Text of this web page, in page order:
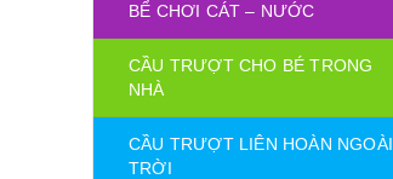
BỂ CHƠI CÁT – NƯỚC
CẦU TRƯỢT CHO BÉ TRONG
NHÀ
CẦU TRƯỢT LIÊN HOÀN NGOÀI
TRỜI